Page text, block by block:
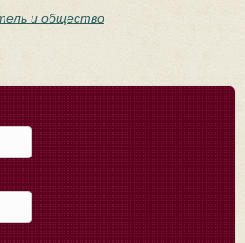
и общество